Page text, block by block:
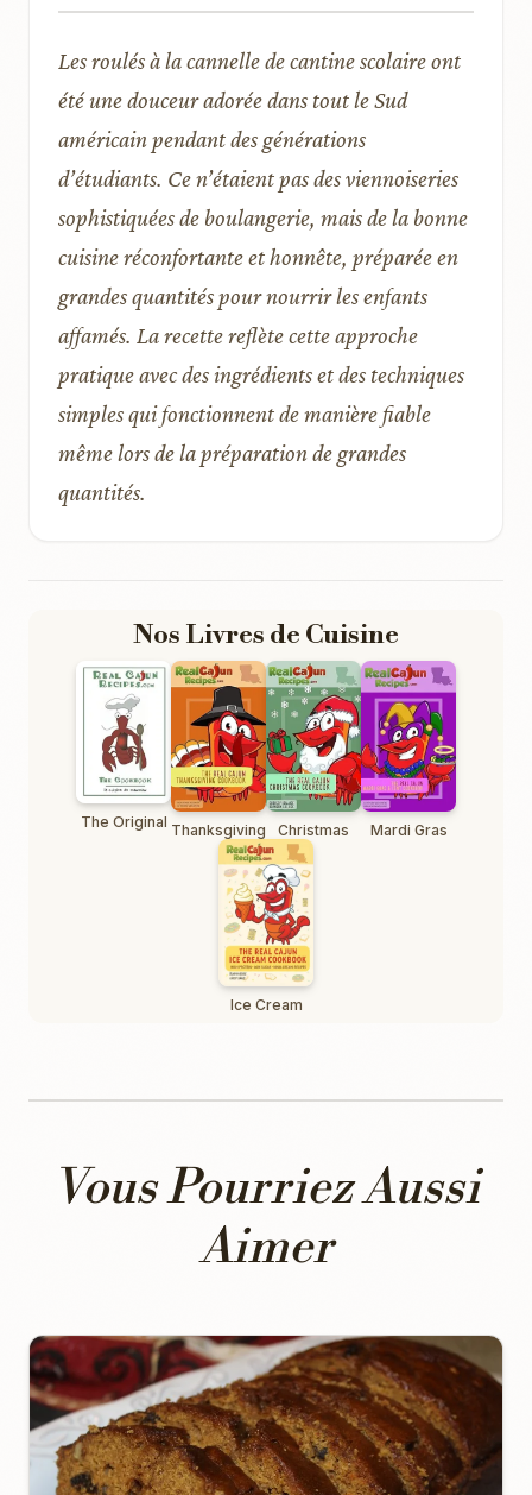
Les roulés à la cannelle de cantine scolaire ont
été une douceur adorée dans tout le Sud
américain pendant des générations
d’étudiants. Ce n’étaient pas des viennoiseries
sophistiquées de boulangerie, mais de la bonne
cuisine réconfortante et honnête, préparée en
grandes quantités pour nourrir les enfants
affamés. La recette reflète cette approche
pratique avec des ingrédients et des techniques
simples qui fonctionnent de manière fiable
même lors de la préparation de grandes
quantités.
Nos Livres de Cuisine
The Original Thanksgiving Christmas Mardi Gras
Ice Cream
Vous Pourriez Aussi
Aimer